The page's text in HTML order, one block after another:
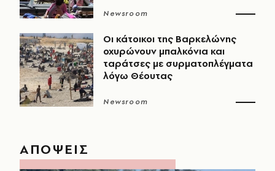
Newsroom
Οι κάτοικοι της Βαρκελώνης
οχυρώνουν μπαλκόνια και
ταράτσες με συρματοπλέγματα
λόγω Θέουτας
Newsroom
ΑΠΟΨΕΙΣ